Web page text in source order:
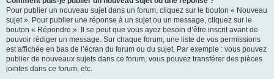
Pour publier un nouveau sujet dans un forum, cliquez sur le bouton « Nouveau
sujet ». Pour publier une réponse à un sujet ou un message, cliquez sur le
bouton « Répondre ». Il se peut que vous ayez besoin d’être inscrit avant de
pouvoir rédiger un message. Sur chaque forum, une liste de vos permissions
est affichée en bas de l’écran du forum ou du sujet. Par exemple : vous pouvez
publier de nouveaux sujets dans ce forum, vous pouvez transférer des pièces
jointes dans ce forum, etc.